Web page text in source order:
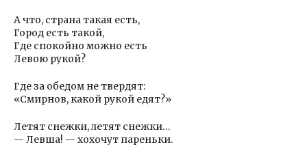
А что, страна такая есть,
Город есть такой,
Где спокойно можно есть
Левою рукой?
Где за обедом не твердят:
«Смирнов, какой рукой едят?»
Летят снежки, летят снежки…
— Левша! — хохочут пареньки.